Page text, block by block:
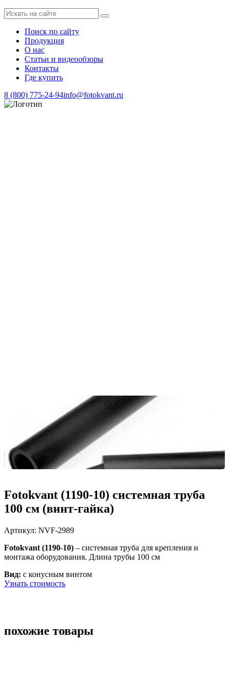
Поиск по сайту
Продукция
О нас
Статьи и видеообзоры
Контакты
Где купить
8 (800) 775-24-94info@fotokvant.ru
Fotokvant (1190-10) системная труба
100 см (винт-гайка)
Артикул: NVF-2989
Fotokvant (1190-10) – системная труба для крепления и
монтажа оборудования. Длина трубы 100 см
Вид: с конусным винтом
Узнать стоимость
похожие товары